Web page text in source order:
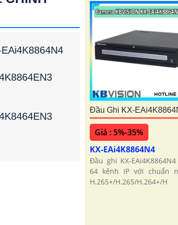
Đầu Ghi KX-
Giá : 5%-35%
KX-EAi4K8864N4
Đầu ghi KX-
64 kênh IP với chuẩn
H.265+/H.265/H.264+/H